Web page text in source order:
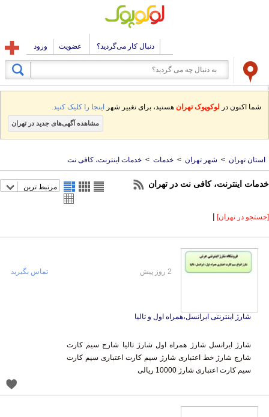
دنبال کار می‌گردید؟ عضویت ورود
شما اکنون در لوکوپوک تهران هستید، برای تغییر شهر اینجا را کلیک کنید.
مشاهده آگهی‌های جدید در تهران
استان تهران > شهر تهران > خدمات > خدمات اینترنت، کافی نت
خدمات اینترنت، کافی نت در تهران مرتبط ترین
[جستجو در تهران] |
شارژ اینترنتی ایرانسل،همراه اول و تالیا
شارژ ایرانسل شارژ همراه اول شارژ تالیا شارج سیم کارت
شارج شارژ خط اعتباری شارژ سیم کارت اعتباری سیم کارت
سیم کارت اعتباری شارژ 10000 ریالی
2 روز پیش تماس بگیرید